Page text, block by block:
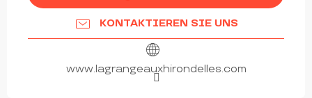
KONTAKTIEREN SIE UNS
www.lagrangeauxhirondelles.com